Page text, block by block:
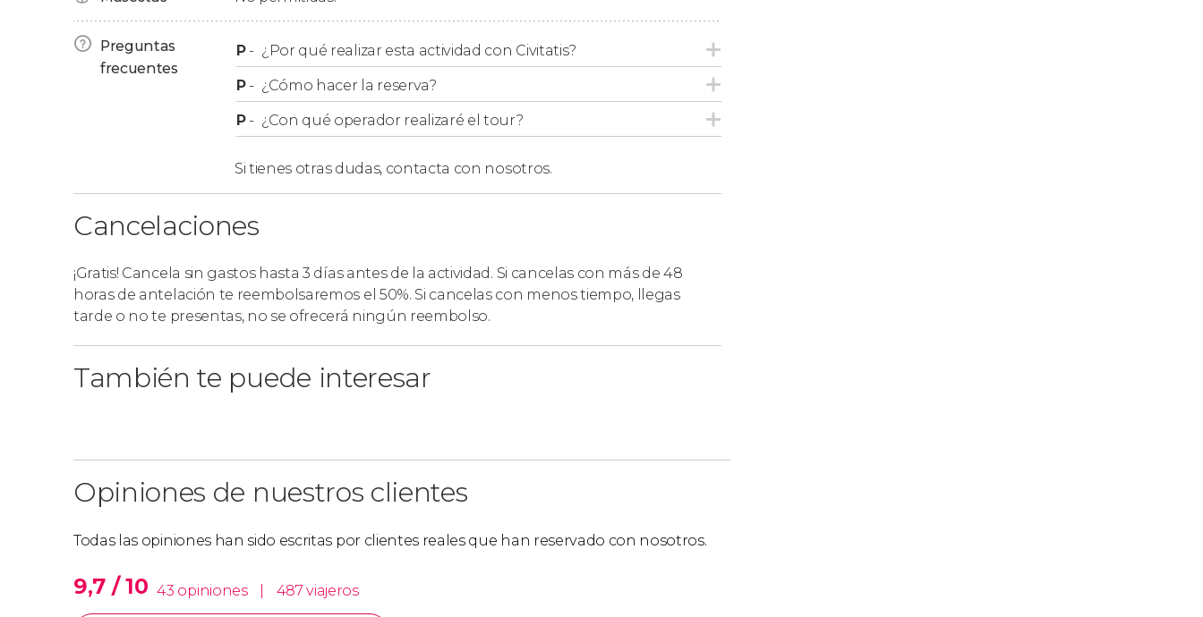
Si deseáis contemplar los cetáceos de esta zona, también podéis reservar el tour de
avistamiento de ballenas en la Península Valdés
El proveedor local podría modificar el día, los horarios, la ruta y la duración de la
excursión en casos de condiciones meteorológicas adversas.
La excursión no incluye la entrada a la reserva, cuyo precio (varía en función del origen)
deberéis abonar en metálico el mismo día del tour.
Otras excursiones por la zona
Si lo deseáis, también tenéis la opción de reservar laexcursión a la Península Valdés
Preguntas
frecuentes
P- ¿Por qué realizar esta actividad con Civitatis?
P- ¿Cómo hacer la reserva?
P- ¿Con qué operador realizaré el tour?
Si tienes otras dudas, contacta con nosotros.
Cancelaciones
¡Gratis! Cancela sin gastos hasta 3 días antes de la actividad. Si cancelas con más de 48
horas de antelación te reembolsaremos el 50%. Si cancelas con menos tiempo, llegas
tarde o no te presentas, no se ofrecerá ningún reembolso.
También te puede interesar
Opiniones de nuestros clientes
Todas las opiniones han sido escritas por clientes reales que han reservado con nosotros.
9,7 / 10 43 opiniones 487 viajeros